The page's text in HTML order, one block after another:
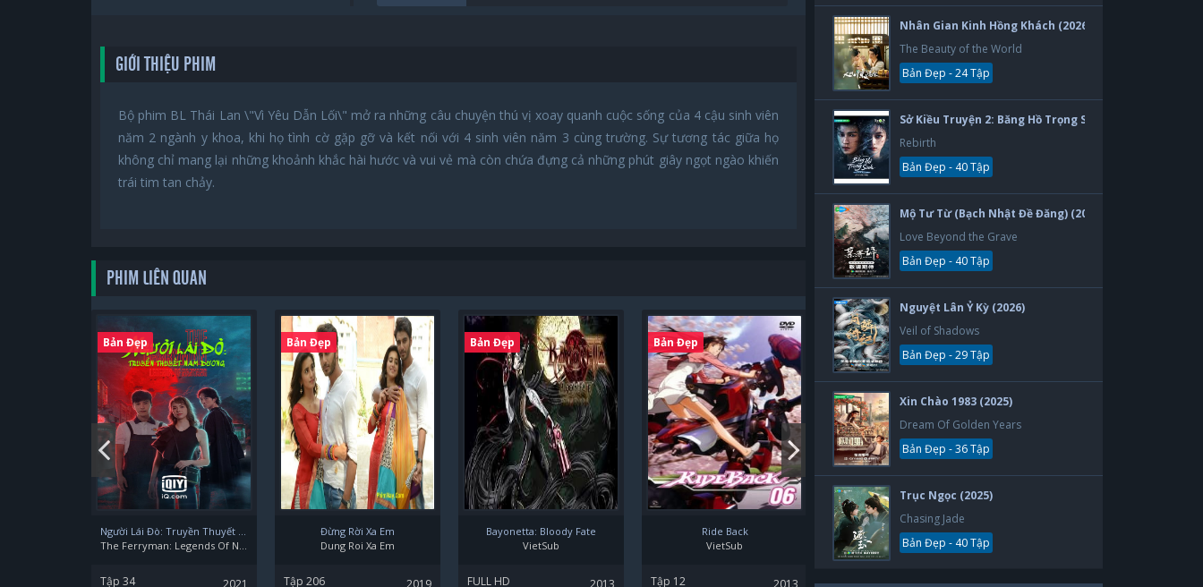
GIỚI THIỆU PHIM
Bộ phim BL Thái Lan \"Vì Yêu Dẫn Lối\" mở ra những câu chuyện thú vị xoay quanh cuộc sống của 4 cậu sinh viên
năm 2 ngành y khoa, khi họ tình cờ gặp gỡ và kết nối với 4 sinh viên năm 3 cùng trường. Sự tương tác giữa họ
không chỉ mang lại những khoảnh khắc hài hước và vui vẻ mà còn chứa đựng cả những phút giây ngọt ngào khiến
trái tim tan chảy.
PHIM LIÊN QUAN
Bản Đẹp
Tập 34 2021
Bản Đẹp
Đừng Rời Xa Em
Dung Roi Xa Em
Tập 206 2019
Bản Đẹp
Bayonetta: Bloody Fate
VietSub
FULL HD 2013
Bản Đẹp
Ride Back
VietSub
Tập 12 2013
Bản Đẹp
Thẻ Bạn Trai
Boyfriend Card
30 tập 2019 30 tập
Nhân Gian Kinh Hồng Khách (2026)
The Beauty of the World
Bản Đẹp - 24 Tập
Sở Kiều Truyện 2: Băng Hồ Trọng Sinh (2026)
Rebirth
Bản Đẹp - 40 Tập
Mộ Tư Từ (Bạch Nhật Đề Đăng) (2026)
Love Beyond the Grave
Bản Đẹp - 40 Tập
Nguyệt Lân Ỷ Kỳ (2026)
Veil of Shadows
Bản Đẹp - 29 Tập
Xin Chào 1983 (2025)
Dream Of Golden Years
Bản Đẹp - 36 Tập
Trục Ngọc (2025)
Chasing Jade
Bản Đẹp - 40 Tập